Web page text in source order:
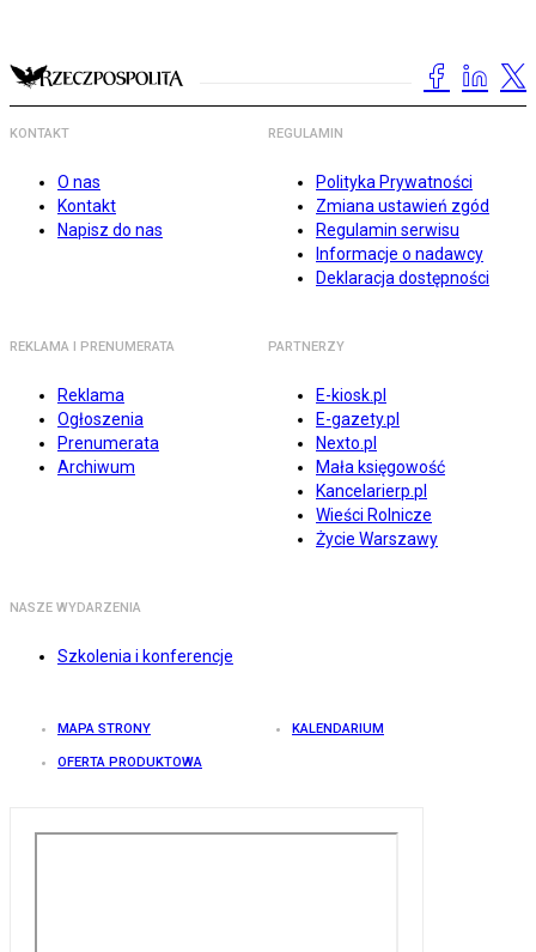
KONTAKT
O nas
Kontakt
Napisz do nas
REGULAMIN
Polityka Prywatności
Zmiana ustawień zgód
Regulamin serwisu
Informacje o nadawcy
Deklaracja dostępności
REKLAMA I PRENUMERATA
Reklama
Ogłoszenia
Prenumerata
Archiwum
PARTNERZY
E-kiosk.pl
E-gazety.pl
Nexto.pl
Mała księgowość
Kancelarierp.pl
Wieści Rolnicze
Życie Warszawy
NASZE WYDARZENIA
Szkolenia i konferencje
MAPA STRONY KALENDARIUM
OFERTA PRODUKTOWA